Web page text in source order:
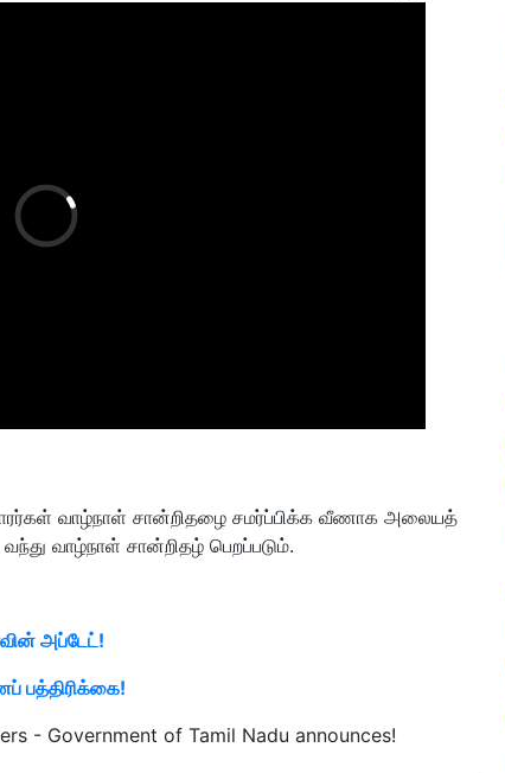
வாழ்நாள் சான்றிதழை சமர்ப்பிக்க வீணாக அலையத்
வாழ்நாள் சான்றிதழ் பெறப்படும்.
அப்டேட்!
பத்திரிக்கை!
- Government of Tamil Nadu announces!